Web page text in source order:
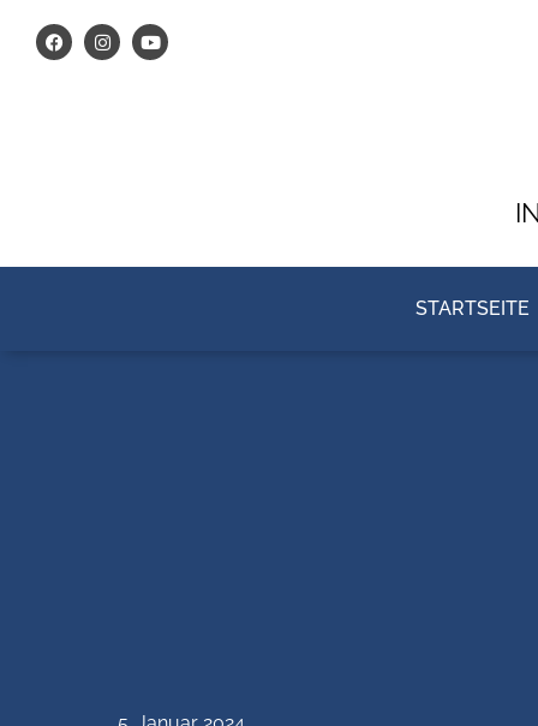
STARTSEITE